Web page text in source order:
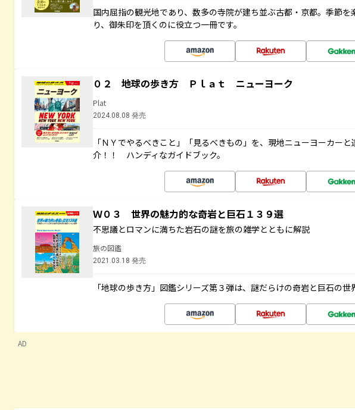
国内屈指の観光地であり、数多の寺院が建ち並ぶ古都・京都。季節を
り、御朱印を頂くのに役立つ一冊です。
０２ 地球の歩き方 Ｐｌａｔ ニューヨーク
Plat
2024.08.08 発売
「ＮＹでやるべきこと」「見るべきもの」を、現地ニューヨーカー
介！！ ハンディなガイドブック。
Ｗ０３ 世界の魅力的な奇岩と巨石１３９選
不思議とロマンに満ちた岩石の謎を旅の雑学とともに解説
旅の図鑑
2021.03.18 発売
「地球の歩き方」図鑑シリーズ第３弾は、謎だらけの奇岩と巨石の世
AD